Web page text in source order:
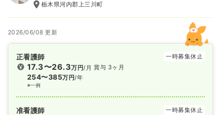
栃木県河内郡上三川町
2026/06/08 更新
正看護師 一時募集休止
17.3〜26.3万円/月
254〜385万円/年
※一例
賞与 3ヶ月
准看護師 一時募集休止